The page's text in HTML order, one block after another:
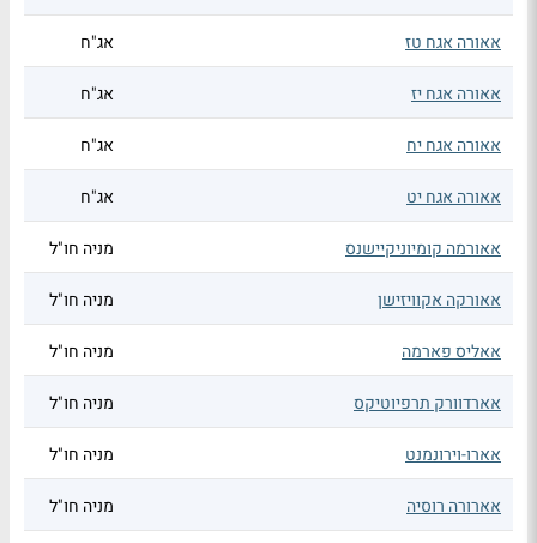
אאורה אגח טז אג"ח
אאורה אגח יז אג"ח
אאורה אגח יח אג"ח
אאורה אגח יט אג"ח
אאורמה קומיוניקיישנס מניה חו"ל
אאורקה אקוויזישן מניה חו"ל
אאליס פארמה מניה חו"ל
אארדוורק תרפיוטיקס מניה חו"ל
אארו-וירונמנט מניה חו"ל
אארורה רוסיה מניה חו"ל